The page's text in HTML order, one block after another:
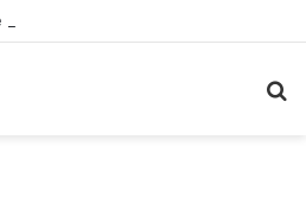
en plein essor